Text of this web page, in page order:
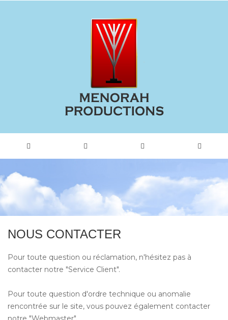
NOUS CONTACTER
Pour toute question ou réclamation, n'hésitez pas à
contacter notre "Service Client".
Pour toute question d'ordre technique ou anomalie
rencontrée sur le site, vous pouvez également contacter